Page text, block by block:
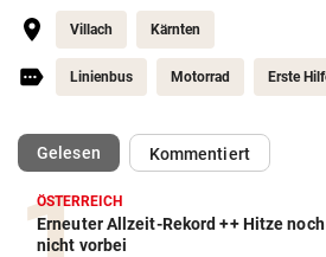
Villach Kärnten
Linienbus Motorrad Erste
Gelesen(ausgewählt)Kommentiert
ÖSTERREICH
Erneuter Allzeit-Rekord ++ Hitze noch
nicht vorbei